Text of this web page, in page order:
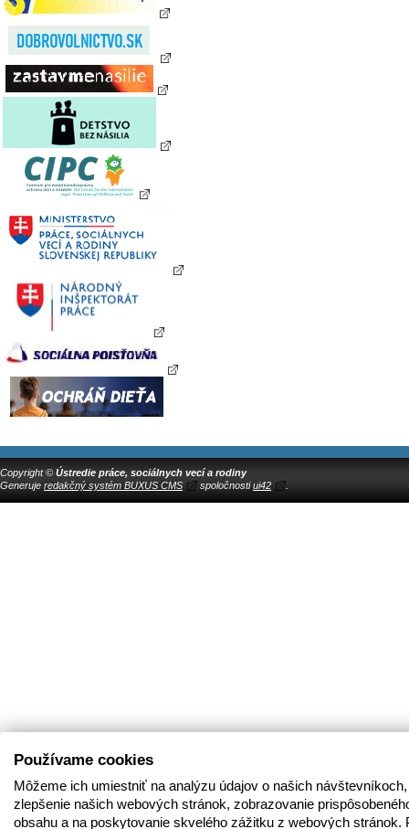
Copyright © Ústredie práce, sociálnych vecí a rodiny
Generuje redakčný systém BUXUS CMS spoločnostiui42
Používame cookies
Môžeme ich umiestniť na analýzu údajov o našich
zlepšenie našich webových stránok, zobrazovanie
obsahu a na poskytovanie skvelého zážitku z webových stránok.